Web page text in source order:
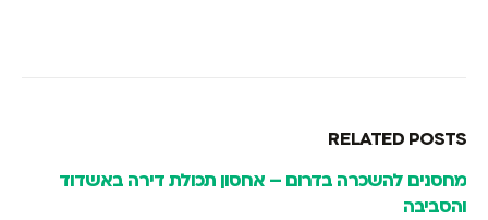
RELATED POSTS
מחסנים להשכרה בדרום – אחסון תכולת דירה באשדוד
והסביבה